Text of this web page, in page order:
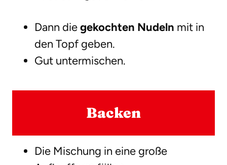
Dann diegekochten Nudeln mit in
den Topf geben.
Gut untermischen.
Backen
Die Mischung in eine große